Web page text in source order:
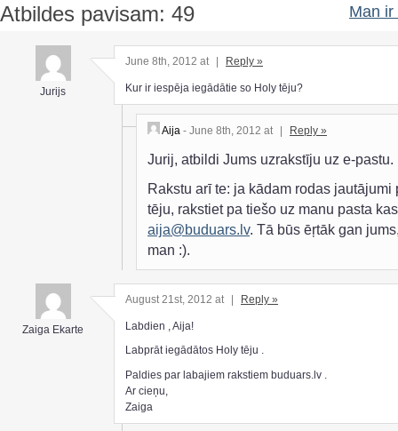
Atbildes pavisam: 49 Man ir
Jurijs
June 8th, 2012 at | Reply »
Kur ir iespēja iegādātie so Holy tēju?
Aija - June 8th, 2012 at Reply »
Jurij, atbildi Jums uzrakstīju uz e-pastu.
Rakstu arī te: ja kādam rodas jautājumi
tēju, rakstiet pa tiešo uz manu pasta
aija@buduars.lv. Tā būs ēŗtāk gan
man :).
Zaiga Ekarte
August 21st, 2012 at | Reply »
Labdien , Aija!
Labprāt iegādātos Holy tēju .
Paldies par labajiem rakstiem buduars.lv .
Ar cieņu,
Zaiga